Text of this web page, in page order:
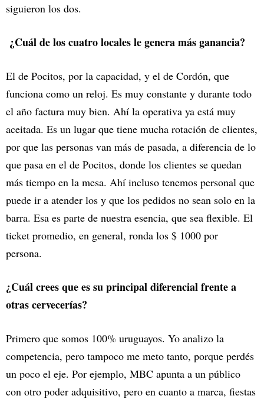
siguieron los dos.
¿Cuál de los cuatro locales le genera más ganancia?
El de Pocitos, por la capacidad, y el de Cordón, que
funciona como un reloj. Es muy constante y durante todo
el año factura muy bien. Ahí la operativa ya está muy
aceitada. Es un lugar que tiene mucha rotación de clientes,
por que las personas van más de pasada, a diferencia de lo
que pasa en el de Pocitos, donde los clientes se quedan
más tiempo en la mesa. Ahí incluso tenemos personal que
puede ir a atender los y que los pedidos no sean solo en la
barra. Esa es parte de nuestra esencia, que sea flexible. El
ticket promedio, en general, ronda los $ 1000 por
persona.
¿Cuál crees que es su principal diferencial frente a
otras cervecerías?
Primero que somos 100% uruguayos. Yo analizo la
competencia, pero tampoco me meto tanto, porque perdés
un poco el eje. Por ejemplo, MBC apunta a un público
con otro poder adquisitivo, pero en cuanto a marca, fiestas